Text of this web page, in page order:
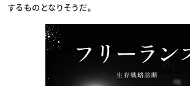
するものとなりそうだ。